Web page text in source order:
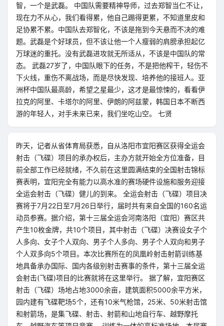
智，一个是武磊。 中国队需要精神导师，过去郑智当仁不让，
现在力不从心，我们看得累，他自己踢得更累，不知道里皮和
足协累不累。中国队去郑智化，不该是拖到今天悬而不决的难
题。武磊是个好球员，但不该让他一个人瘦弱的肩膀承担起亿
万球迷的重托。没有武磊进攻就无所适从，不该是中国队的常
态。 武磊27岁了，中国队眼下的任务，不是把他榨干，轻伤不
下火线，重伤不离战场，而是尽快发现、培养他的接班人。亚
洲杯中国队最高龄，希望之星最少，这才是最惊悚的，看看伊
拉克的阿里、卡塔尔的阿里、伊朗的阿兹蒙，韩国日本不断西
游的年轻人，对手未来已来，我们坐吃山空。 七贤
昨天，记者从省体育局获悉，自从洛阳市宜阳赛区获得全运会
射击（飞碟）项目的承办权后，主办方就开始全方位准备，目
前全部工作已经就绪，不久前在这里圆满结束的全国射击锦标
赛表明，宜阳完全有能力以高水准的赛场硬件设施和服务迎接
全运会射击（飞碟）健儿的到来。 全运会射击（飞碟）项目决
赛将于7月22日至7月26日举行，届时共有来自全国的160名运
动员参赛。据介绍，第十三届全运会河南洛阳（宜阳）赛区共
产生10枚金牌，共10个项目，其中射击（飞碟）决赛设女子个
人多向、女子个人双向、男子个人多向、男子个人双向和男子
个人双多向5个项目。本次比赛所在的凤凰岭射击射箭训练基
地具备承办国际、国内各级别射击赛事的条件，第十三届全运
会射击(飞碟)项目的比赛就将在这里举行。 据了解，宜阳赛区
射击（飞碟）场地占地3000余亩，建筑面积5000余平方米，
园内建有飞碟靶场5个，还有10米气枪馆，25米、50米射击馆
和射箭场，是集飞碟、射击、射箭和山地自行车、越野摩托